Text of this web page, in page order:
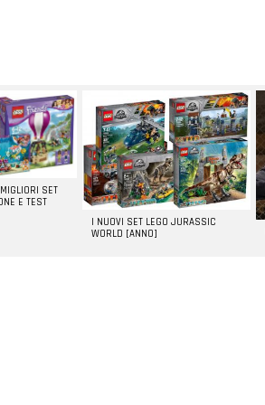
SET
E TEST
I NUOVI SET LEGO JURASSIC
WORLD [ANNO]